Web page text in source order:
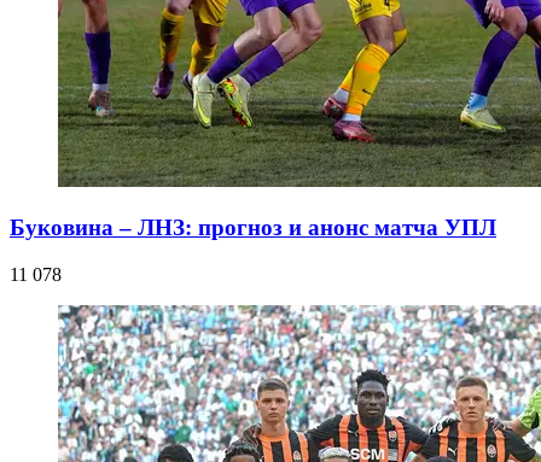
Буковина – ЛНЗ: прогноз и анонс матча УПЛ
11 078